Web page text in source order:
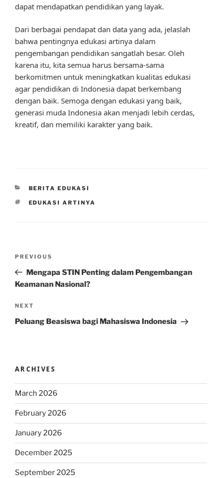
dapat mendapatkan pendidikan yang layak.
Dari berbagai pendapat dan data yang ada, jelaslah
bahwa pentingnya edukasi artinya dalam
pengembangan pendidikan sangatlah besar. Oleh
karena itu, kita semua harus bersama-sama
berkomitmen untuk meningkatkan kualitas edukasi
agar pendidikan di Indonesia dapat berkembang
dengan baik. Semoga dengan edukasi yang baik,
generasi muda Indonesia akan menjadi lebih cerdas,
kreatif, dan memiliki karakter yang baik.
CATEGORIES
BERITA EDUKASI
TAGS
EDUKASI ARTINYA
Previous
Post
PREVIOUS
Mengapa STIN Penting dalam Pengembangan
Keamanan Nasional?
Next
Post
NEXT
Peluang Beasiswa bagi Mahasiswa Indonesia
ARCHIVES
March 2026
February 2026
January 2026
December 2025
September 2025